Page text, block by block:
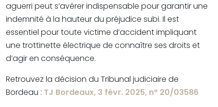
aguerri peut s’avérer indispensable pour garantir une
indemnité à la hauteur du préjudice subi. Il est
essentiel pour toute victime d’accident impliquant
une trottinette électrique de connaître ses droits et
d’agir en conséquence.
Retrouvez la décision du Tribunal judiciaire de
Bordeau : TJ Bordeaux, 3 févr. 2025, n° 20/03586